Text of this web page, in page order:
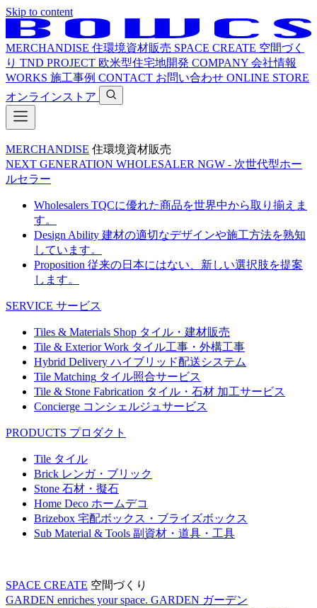
Skip to content
MERCHANDISE 住環境資材販売 SPACE CREATE 空間づく
り TND PROJECT 欧米型住宅地開発 COMPANY 会社情報
WORKS 施工事例 CONTACT お問い合わせ ONLINE STORE
オンラインストア
MERCHANDISE 住環境資材販売
NEXT GENERATION WHOLESALER NGW - 次世代型ホー
ルセラー
Wholesalers TQCに優れた商品を世界中から取り揃えま
す。
Design Ability 建材の適切なデザインや施工方法を熟知
しています。
Proposition 従来の日本にはない、新しい選択肢を提案
します。
SERVICE サービス
Tiles & Materials Shop タイル・建材販売
Tile & Exterior Work タイル工事・外構工事
Hybrid Delivery ハイブリッド配送システム
Tile Matching タイル照合サービス
Tile & Stone Fabrication タイル・石材 加工サービス
Concierge コンシェルジュサービス
PRODUCTS プロダクト
Tile タイル
Brick レンガ・ブリック
Stone 石材・擬石
Home Deco ホームデコ
Brizebox 宅配ボックス・ブライズボックス
Sub Material & Tools 副資材・道具・工具
SPACE CREATE 空間づくり
GARDEN enriches your space. GARDEN ガーデン